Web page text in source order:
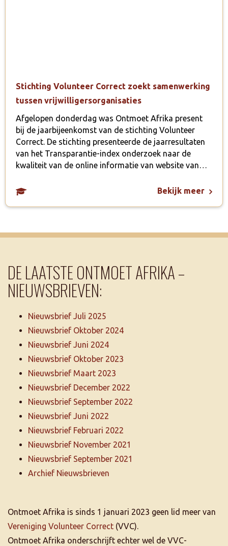
Stichting Volunteer Correct zoekt samenwerking
tussen vrijwilligersorganisaties
Afgelopen donderdag was Ontmoet Afrika present
bij de jaarbijeenkomst van de stichting Volunteer
Correct. De stichting presenteerde de jaarresultaten
van het Transparantie-index onderzoek naar de
kwaliteit van de online informatie van website van…
Bekijk meer
DE LAATSTE ONTMOET AFRIKA –
NIEUWSBRIEVEN:
Nieuwsbrief Juli 2025
Nieuwsbrief Oktober 2024
Nieuwsbrief Juni 2024
Nieuwsbrief Oktober 2023
Nieuwsbrief Maart 2023
Nieuwsbrief December 2022
Nieuwsbrief September 2022
Nieuwsbrief Juni 2022
Nieuwsbrief Februari 2022
Nieuwsbrief November 2021
Nieuwsbrief September 2021
Archief Nieuwsbrieven
Ontmoet Afrika is sinds 1 januari 2023 geen lid meer van
Vereniging Volunteer Correct (VVC).
Ontmoet Afrika onderschrijft echter wel de VVC-